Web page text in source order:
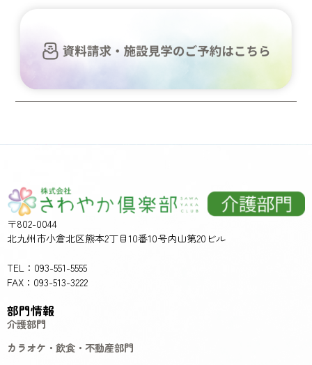
〒802-0044
北九州市小倉北区熊本2丁目10番10号内山第20ビル
TEL：093-551-5555
FAX：093-513-3222
部門情報
介護部門
カラオケ・飲食・不動産部門